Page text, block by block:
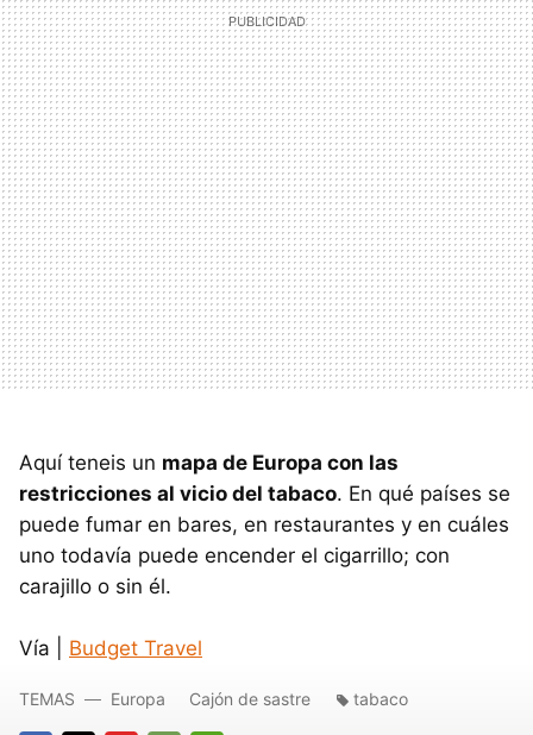
Aquí teneis un mapa de Europa con las
restricciones al vicio del tabaco. En qué países se
puede fumar en bares, en restaurantes y en cuáles
uno todavía puede encender el cigarrillo; con
carajillo o sin él.
Vía | Budget Travel
TEMAS Europa Cajón de sastre tabaco